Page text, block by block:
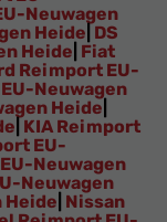
Neuwagen
Heide DS
Heide Fiat
Reimport EU-
Neuwagen
Heide
KIA Reimport
EU-
Neuwagen
Neuwagen
Heide Nissan